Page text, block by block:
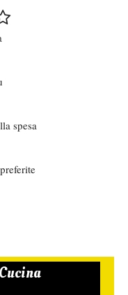
spesa